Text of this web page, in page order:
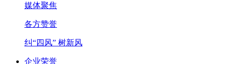
媒体聚焦
各方赞誉
纠“四风” 树新风
企业荣誉